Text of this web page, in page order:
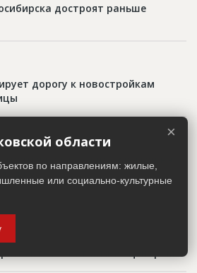
достроят раньше
дорогу к новостройкам
апартаментов на
руб.
×
области
по направлениям: жилые,
или социально-культурные